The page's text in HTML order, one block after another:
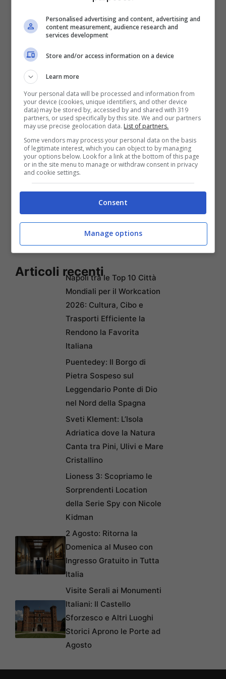
economica dalla Grande Mela a 1400
dollari mentre la prima classe è arrivata a
1900 dollari.
Insomma questo
preannuncia caro non solo per la Corona
Inglese ma anche per chiunque intenda
volare a Londra per sbirciare tra la platea
di blasonati invitati: se si voleva arrivare a
Westminsterper il 29 Aprile sarebbe stato
Francesca Testa
Articoli recentiNapoli tra le Top 10 Città
Mondiali per il Workcation
2026: Cultura, Cibo e
Trasporti Efficiente la
Rendono la Favorita
Italiana
Puentedey: Il Borgo di
Pietra Sospeso sul
Leggendario Ponte di Dio
nel Nord della Spagna
Sveti Klement: L’Isola
Adriatica dove la Natura
Canta tra Pini, Ulivi e Mare
Cristallino
Lioness 3: Scopriamo le
Sorprendenti Location
della Serie Spy con Nicole
Kidman
2 Agosto: Ritorna la
Domenica al Museo con
Ingresso Gratuito in Tutta
Italia
Visite Serali ai Monumenti
Italiani: Il Castello
Sforzesco e Altri Luoghi
Storici Aprono le Porte ad
Agosto
Personalised advertising and content, advertising and
content measurement, audience research and
services development
Store and/or access information on a device
Learn more
Your personal data will be processed and information from
your device (cookies, unique identifiers, and other device
data) may be stored by, accessed by and shared with 319
partners, or used specifically by this site. We and our partners
may use precise geolocation data. List of partners.
Some vendors may process your personal data on the basis
of legitimate interest, which you can object to by managing
your options below. Look for a link at the bottom of this page
or in the site menu to manage or withdraw consent in privacy
and cookie settings.
Consent
Manage options